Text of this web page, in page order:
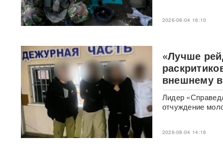
направил России особое
письмо
ритейлеры меняют правила
доставки: что будет с ценами
«Он может говорить и с
Путиным, и с Зеленским»:
названа новая неожиданная
фигура для переговоров по
Украине
У гольф-клуба Трампа
2026-08-04 16:10
«Лучше
внешнему
Лидер
отчуждение
2026-08-04 14:16